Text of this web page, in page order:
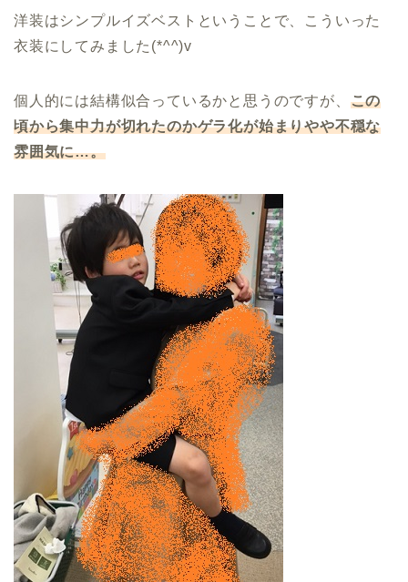
洋装はシンプルイズベストということで、こういった
衣装にしてみました(*^^)v
個人的には結構似合っているかと思うのですが、 この
頃から集中力が切れたのかゲラ化が始まりやや不穏な
雰囲気に…。